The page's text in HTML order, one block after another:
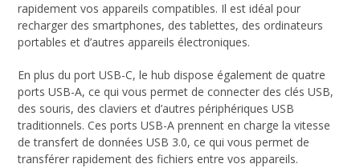
rapidement vos appareils compatibles. Il est idéal pour
recharger des smartphones, des tablettes, des ordinateurs
portables et d’autres appareils électroniques.
En plus du port USB-C, le hub dispose également de quatre
ports USB-A, ce qui vous permet de connecter des clés USB,
des souris, des claviers et d’autres périphériques USB
traditionnels. Ces ports USB-A prennent en charge la vitesse
de transfert de données USB 3.0, ce qui vous permet de
transférer rapidement des fichiers entre vos appareils.